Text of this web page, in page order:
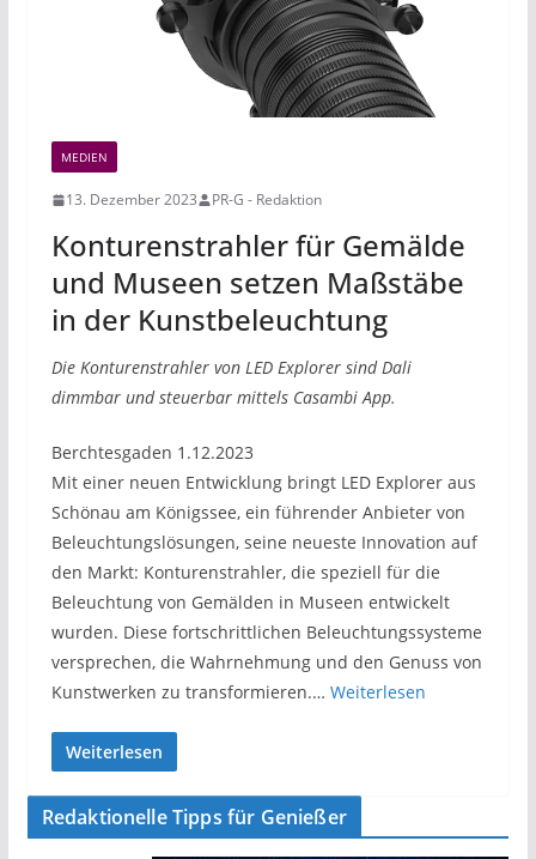
MEDIEN
13. Dezember 2023 PR-G - Redaktion
Konturenstrahler für Gemälde
und Museen setzen Maßstäbe
in der Kunstbeleuchtung
Die Konturenstrahler von LED Explorer sind Dali
dimmbar und steuerbar mittels Casambi App.
Berchtesgaden 1.12.2023
Mit einer neuen Entwicklung bringt LED Explorer aus
Schönau am Königssee, ein führender Anbieter von
Beleuchtungslösungen, seine neueste Innovation auf
den Markt: Konturenstrahler, die speziell für die
Beleuchtung von Gemälden in Museen entwickelt
wurden. Diese fortschrittlichen Beleuchtungssysteme
versprechen, die Wahrnehmung und den Genuss von
Kunstwerken zu transformieren.… Weiterlesen
Weiterlesen
Redaktionelle Tipps für Genießer